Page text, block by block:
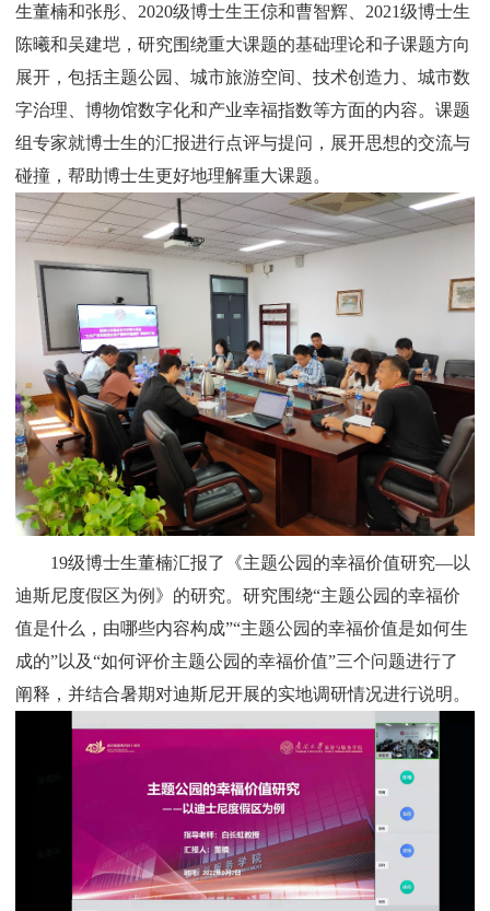
生董楠和张彤、 2020级博士生王倞和曹智辉、 2021级博士生
陈曦和吴建垲，研究围绕重大课题的基础理论和子课题方向
展开，包括主题公园、城市旅游空间、技术创造力、城市数
字治理、博物馆数字化和产业幸福指数等方面的内容。课题
组专家就博士生的汇报进行点评与提问，展开思想的交流与
碰撞，帮助博士生更好地理解重大课题。
19级博士生董楠汇报了《主题公园的幸福价值研究—以
迪斯尼度假区为例》的研究。研究围绕“主题公园的幸福价
值是什么，由哪些内容构成”“主题公园的幸福价值是如何生
成的”以及“如何评价主题公园的幸福价值”三个问题进行了
阐释，并结合暑期对迪斯尼开展的实地调研情况进行说明。